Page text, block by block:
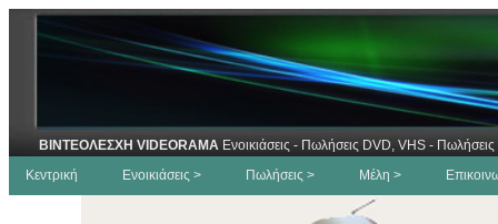
ΒΙΝΤΕΟΛΕΣΧΗ VIDEORAMA Ενοικιάσεις - Πωλήσεις DVD, VHS -
Κεντρική
Ενοικιάσεις > Πωλήσεις > Μέλη >